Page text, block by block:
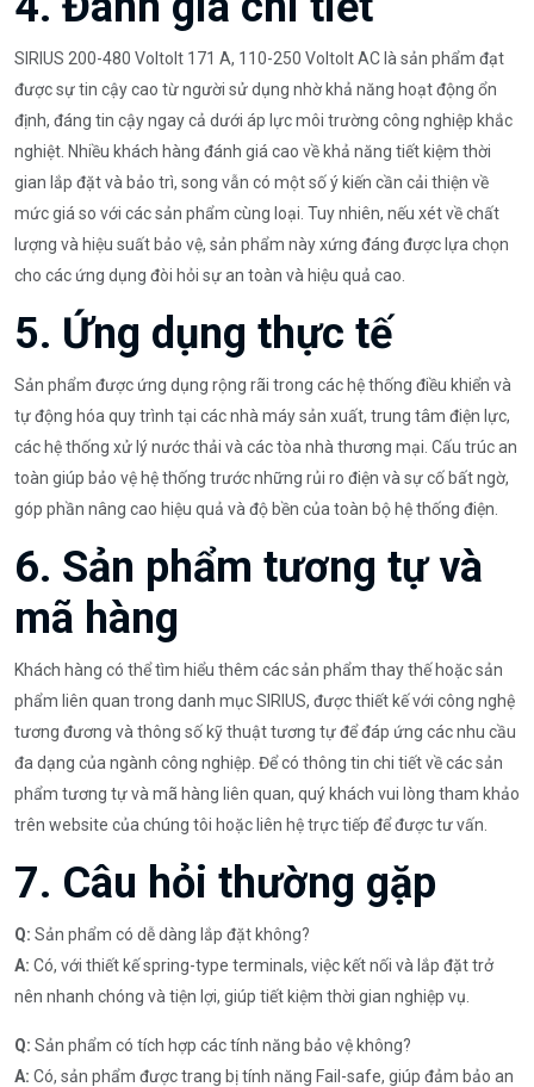
SIRIUS 200-480 Voltolt 171 A, 110-250 Voltolt AC là sản phẩm đạt
được sự tin cậy cao từ người sử dụng nhờ khả năng hoạt động ổn
định, đáng tin cậy ngay cả dưới áp lực môi trường công nghiệp khắc
nghiệt. Nhiều khách hàng đánh giá cao về khả năng tiết kiệm thời
gian lắp đặt và bảo trì, song vẫn có một số ý kiến cần cải thiện về
mức giá so với các sản phẩm cùng loại. Tuy nhiên, nếu xét về chất
lượng và hiệu suất bảo vệ, sản phẩm này xứng đáng được lựa chọn
cho các ứng dụng đòi hỏi sự an toàn và hiệu quả cao.
5. Ứng dụng thực tế
Sản phẩm được ứng dụng rộng rãi trong các hệ thống điều khiển và
tự động hóa quy trình tại các nhà máy sản xuất, trung tâm điện lực,
các hệ thống xử lý nước thải và các tòa nhà thương mại. Cấu trúc an
toàn giúp bảo vệ hệ thống trước những rủi ro điện và sự cố bất ngờ,
góp phần nâng cao hiệu quả và độ bền của toàn bộ hệ thống điện.
6. Sản phẩm tương tự và
mã hàng
Khách hàng có thể tìm hiểu thêm các sản phẩm thay thế hoặc sản
phẩm liên quan trong danh mục SIRIUS, được thiết kế với công nghệ
tương đương và thông số kỹ thuật tương tự để đáp ứng các nhu cầu
đa dạng của ngành công nghiệp. Để có thông tin chi tiết về các sản
phẩm tương tự và mã hàng liên quan, quý khách vui lòng tham khảo
trên website của chúng tôi hoặc liên hệ trực tiếp để được tư vấn.
7. Câu hỏi thường gặp
Q: Sản phẩm có dễ dàng lắp đặt không?
A: Có, với thiết kế spring-type terminals, việc kết nối và lắp đặt trở
nên nhanh chóng và tiện lợi, giúp tiết kiệm thời gian nghiệp vụ.
Q: Sản phẩm có tích hợp các tính năng bảo vệ không?
A: Có, sản phẩm được trang bị tính năng Fail-safe, giúp đảm bảo an